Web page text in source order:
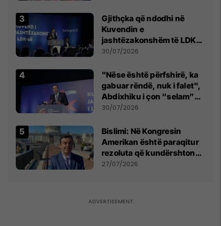
Gjithçka që ndodhi në
Kuvendin e
jashtëzakonshëm të LDK-
së
30/07/2026
"Nëse është përfshirë, ka
gabuar rëndë, nuk i falet",
Abdixhiku i çon “selam”
Përparim Ramës
30/07/2026
Bislimi: Në Kongresin
Amerikan është paraqitur
rezoluta që kundërshton
mbajtjen e Asamblesë
27/07/2026